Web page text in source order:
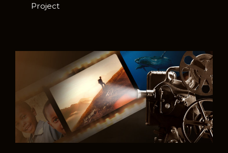
Project